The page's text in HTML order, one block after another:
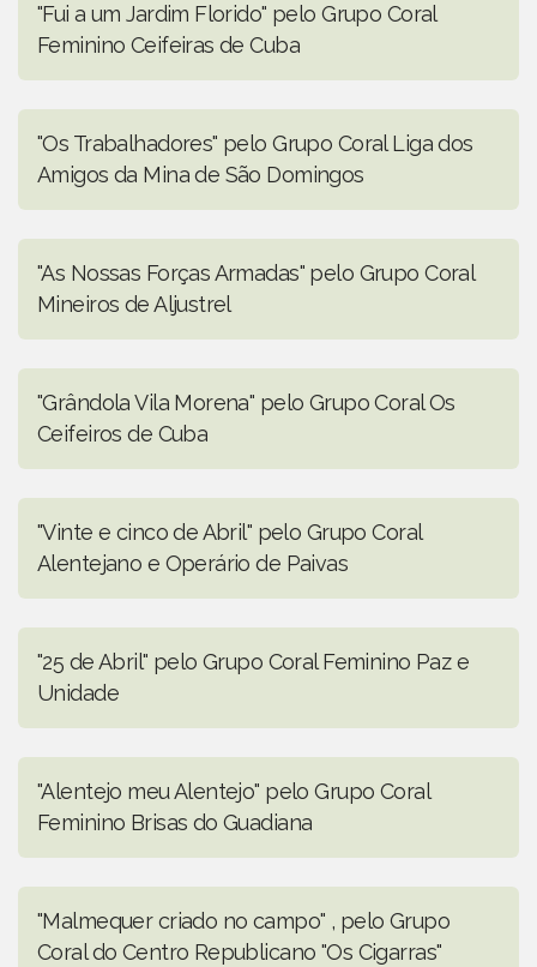
"Fui a um Jardim Florido" pelo Grupo Coral
Feminino Ceifeiras de Cuba
"Os Trabalhadores" pelo Grupo Coral Liga dos
Amigos da Mina de São Domingos
"As Nossas Forças Armadas" pelo Grupo Coral
Mineiros de Aljustrel
"Grândola Vila Morena" pelo Grupo Coral Os
Ceifeiros de Cuba
"Vinte e cinco de Abril" pelo Grupo Coral
Alentejano e Operário de Paivas
"25 de Abril" pelo Grupo Coral Feminino Paz e
Unidade
"Alentejo meu Alentejo" pelo Grupo Coral
Feminino Brisas do Guadiana
"Malmequer criado no campo" , pelo Grupo
Coral do Centro Republicano "Os Cigarras"